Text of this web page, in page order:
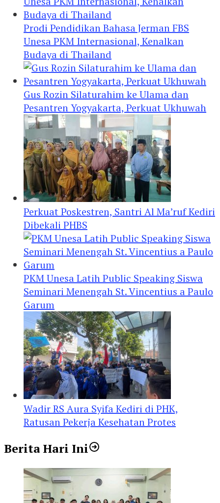
Prodi Pendidikan Bahasa Jerman FBS
Unesa PKM Internasional, Kenalkan
Budaya di Thailand
Gus Rozin Silaturahim ke Ulama dan
Pesantren Yogyakarta, Perkuat Ukhuwah
Perkuat Poskestren, Santri Al Ma’ruf Kediri
Dibekali PHBS
PKM Unesa Latih Public Speaking Siswa
Seminari Menengah St. Vincentius a Paulo
Garum
Wadir RS Aura Syifa Kediri di PHK,
Ratusan Pekerja Kesehatan Protes
Berita Hari Ini